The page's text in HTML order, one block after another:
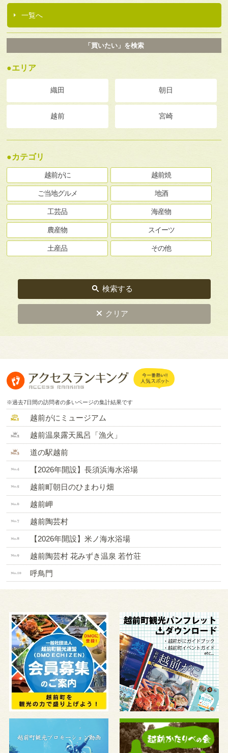
一覧へ
「買いたい」を検索
●エリア
織田 朝日
越前 宮崎
●カテゴリ
越前がに 越前焼
ご当地グルメ 地酒
工芸品 海産物
農産物 スイーツ
土産品 その他
検索する
クリア
※過去7日間の訪問者の多いページの集計結果です
越前がにミュージアム
越前温泉露天風呂「漁火」
道の駅越前
【2026年開設】長須浜海水浴場
越前町朝日のひまわり畑
越前岬
越前陶芸村
【2026年開設】米ノ海水浴場
越前陶芸村 花みずき温泉 若竹荘
呼鳥門